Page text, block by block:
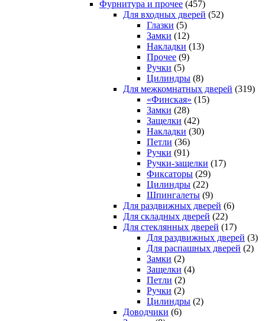
Фурнитура и прочее (457)
Для входных дверей (52)
Глазки (5)
Замки (12)
Накладки (13)
Прочее (9)
Ручки (5)
Цилиндры (8)
Для межкомнатных дверей (319)
«Финская» (15)
Замки (28)
Защелки (42)
Накладки (30)
Петли (36)
Ручки (91)
Ручки-защелки (17)
Фиксаторы (29)
Цилиндры (22)
Шпингалеты (9)
Для раздвижных дверей (6)
Для складных дверей (22)
Для стеклянных дверей (17)
Для раздвижных дверей (3)
Для распашных дверей (2)
Замки (2)
Защелки (4)
Петли (2)
Ручки (2)
Цилиндры (2)
Доводчики (6)